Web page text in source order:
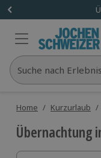
Suche nach
Home / Kurzurlaub /
Übernachtung